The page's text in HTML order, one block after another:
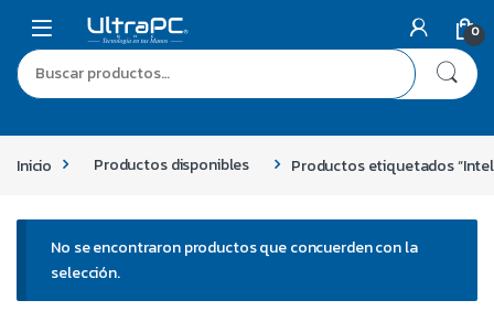
0
Inicio Productos disponibles Productos etiquetados
No se encontraron productos que concuerden con la
selección.